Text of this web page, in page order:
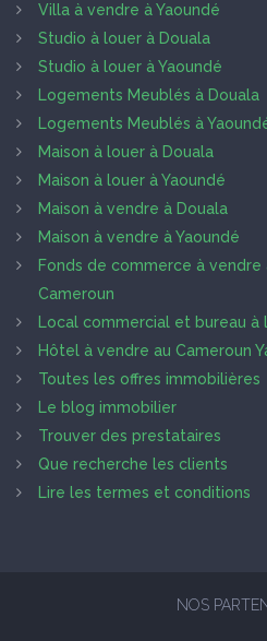
Villa à vendre à Yaoundé
Studio à louer à Douala
Studio à louer à Yaoundé
Logements Meublés à Douala
Logements Meublés à
Maison à louer à Douala
Maison à louer à Yaoundé
Maison à vendre à Douala
Maison à vendre à Yaoundé
Fonds de commerce à vendre
Cameroun
Local commercial et bureau à
Hôtel à vendre au Cameroun
Toutes les offres immobilières
Le blog immobilier
Trouver des prestataires
Que recherche les clients
Lire les termes et conditions
NOS